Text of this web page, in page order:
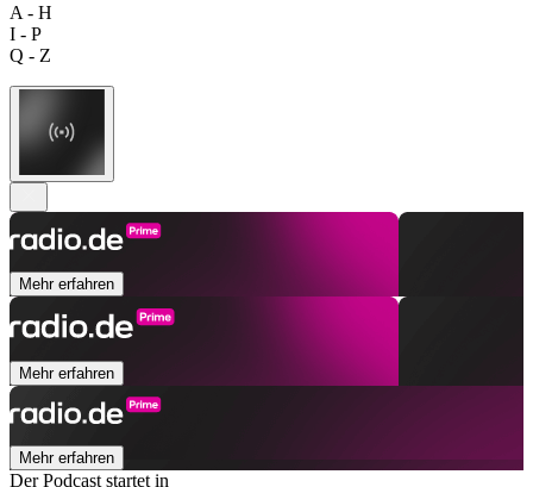
A - H
I - P
Q - Z
Mehr erfahren
Mehr erfahren
Mehr erfahren
Der Podcast startet in